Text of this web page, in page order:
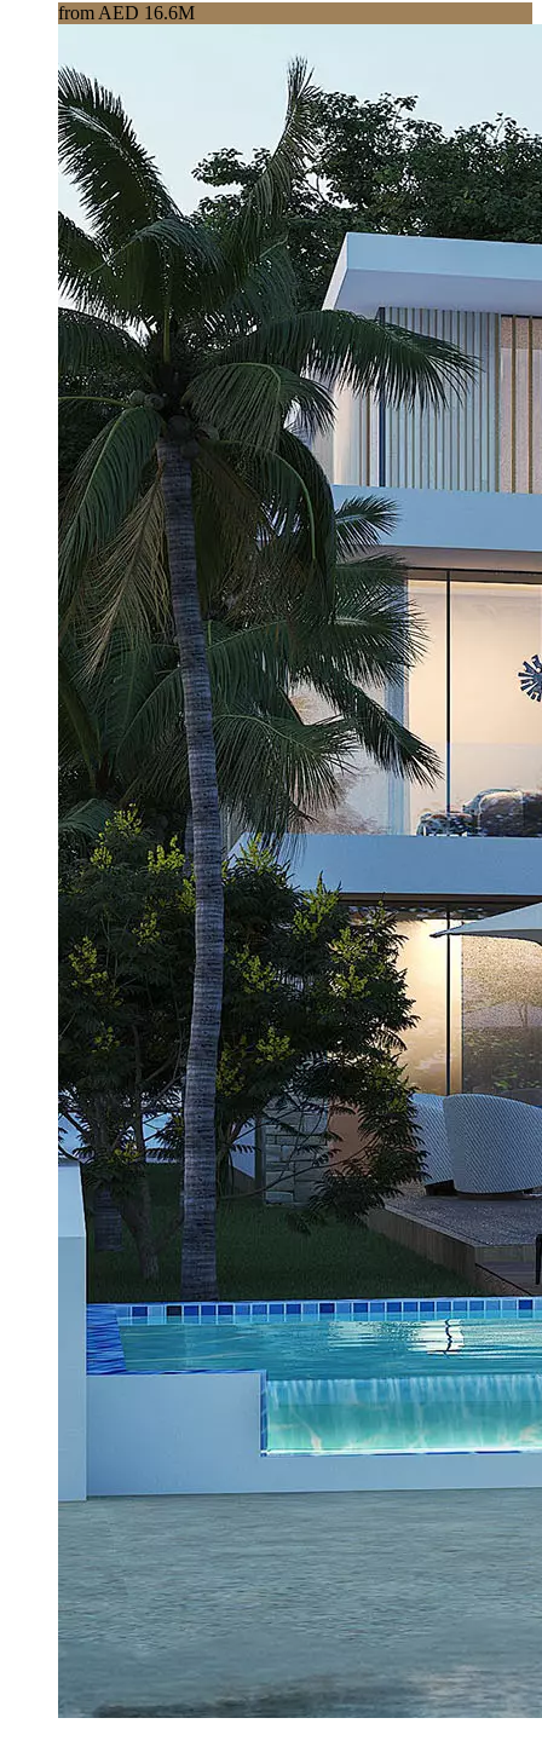
from AED 16.6M